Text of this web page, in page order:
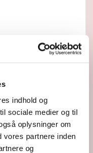
indhold og
sociale medier og til
oplysninger om
vores partnere inden
og lide...